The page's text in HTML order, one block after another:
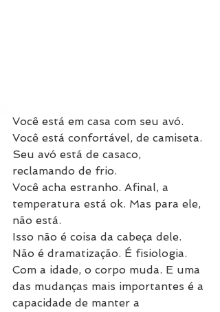
Você está em casa com seu avó.
Você está confortável, de camiseta.
Seu avó está de casaco,
reclamando de frio.
Você acha estranho. Afinal, a
temperatura está ok. Mas para ele,
não está.
Isso não é coisa da cabeça dele.
Não é dramatização. É fisiologia.
Com a idade, o corpo muda. E uma
das mudanças mais importantes é a
capacidade de manter a